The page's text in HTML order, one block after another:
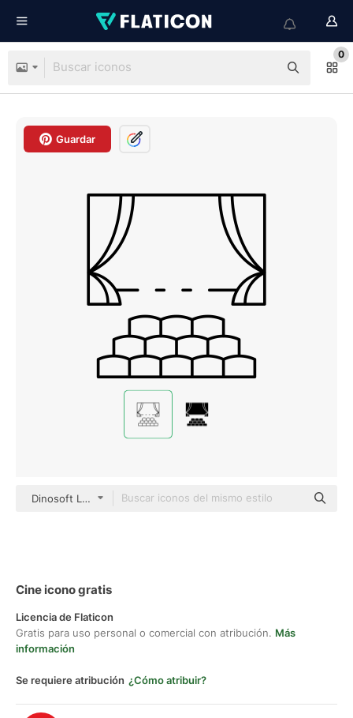
0
Guardar
Dinosoft Lineal
Cine icono gratis
Licencia de Flaticon
Gratis para uso personal o comercial con atribución. Más
información
Se requiere atribución ¿Cómo atribuir?